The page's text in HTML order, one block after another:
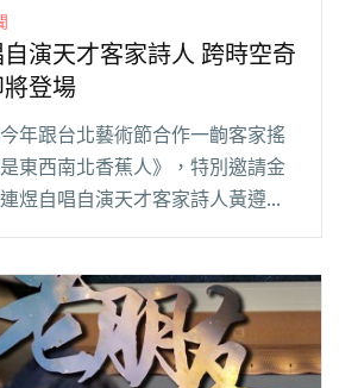
演天才客家詩人 跨時空奇
登場
年跟台北藝術節合作一齣客家搖
東西南北香蕉人》，特別邀請金
煜自唱自演天才客家詩人黃遵
動畫、偶戲、真人秀、搖滾音樂
音樂劇閱讀全文 "黃連煜自唱自
跨時空奇幻穿越劇即將登場"